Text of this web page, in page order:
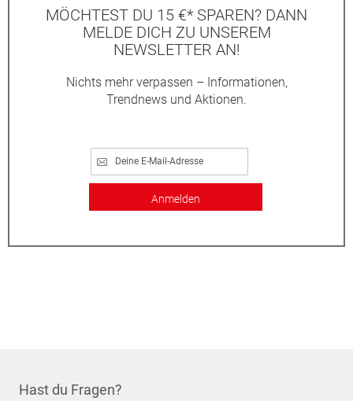
MÖCHTEST DU 15 €* SPAREN? DANN
MELDE DICH ZU UNSEREM
NEWSLETTER AN!
Nichts mehr verpassen – Informationen,
Trendnews und Aktionen.
Anmelden
Hast du Fragen?